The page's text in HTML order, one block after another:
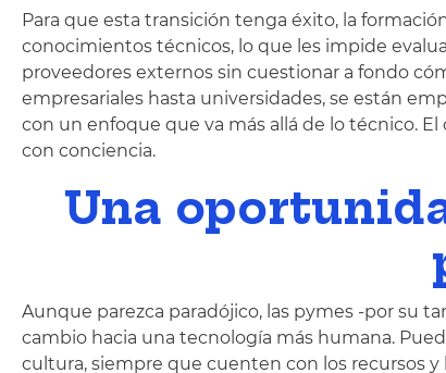
Para que esta transición tenga éxito, la
conocimientos técnicos, lo que les impide
proveedores externos sin cuestionar a fondo
empresariales hasta universidades, se están
con un enfoque que va más allá de lo técnico.
con conciencia.
Una
Aunque parezca paradójico, las pymes -por su
cambio hacia una tecnología más humana.
cultura, siempre que cuenten con los recursos y